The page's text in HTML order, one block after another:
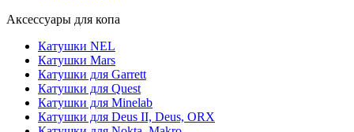
Аксессуары для копа
Катушки NEL
Катушки Mars
Катушки для Garrett
Катушки для Quest
Катушки для Minelab
Катушки для Deus II, Deus, ORX